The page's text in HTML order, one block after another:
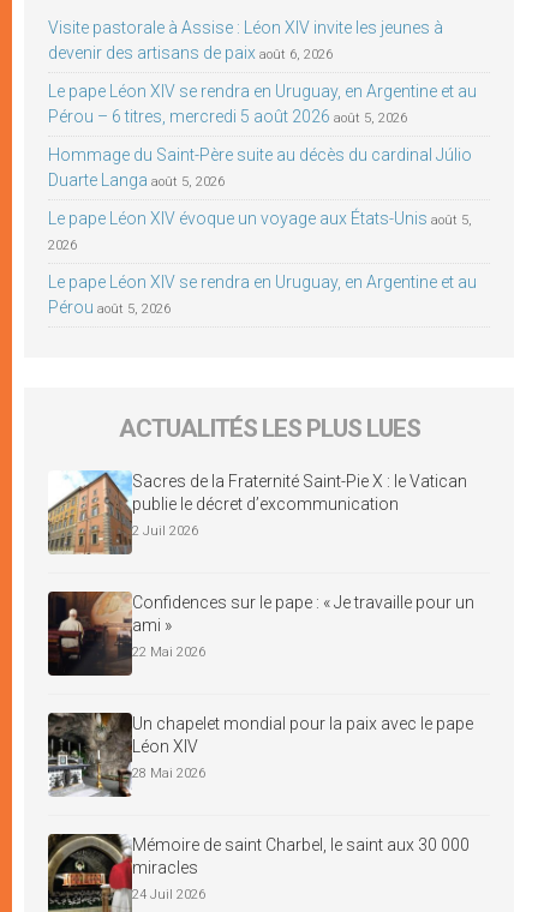
Visite pastorale à Assise : Léon XIV invite les jeunes à
devenir des artisans de paix août 6, 2026
Le pape Léon XIV se rendra en Uruguay, en Argentine et au
Pérou – 6 titres, mercredi 5 août 2026 août 5, 2026
Hommage du Saint-Père suite au décès du cardinal Júlio
Duarte Langa août 5, 2026
Le pape Léon XIV évoque un voyage aux États-Unis août 5,
2026
Le pape Léon XIV se rendra en Uruguay, en Argentine et au
Pérou août 5, 2026
ACTUALITÉS LES PLUS LUES
Sacres de la Fraternité Saint-Pie X : le Vatican
publie le décret d’excommunication
2 Juil 2026
Confidences sur le pape : « Je travaille pour un
ami »
22 Mai 2026
Un chapelet mondial pour la paix avec le pape
Léon XIV
28 Mai 2026
Mémoire de saint Charbel, le saint aux 30 000
miracles
24 Juil 2026